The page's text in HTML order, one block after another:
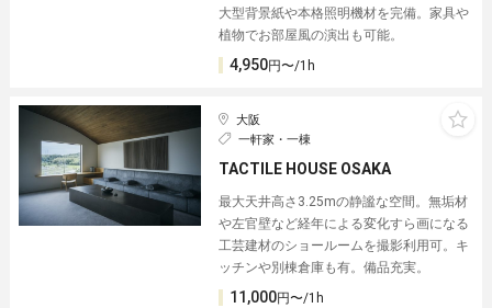
大型背景紙や本格照明機材を完備。家具や
植物でお部屋風の演出も可能。
4,950円〜/1h
大阪
一軒家・一棟
TACTILE HOUSE OSAKA
最大天井高さ3.25mの静謐な空間。無垢材
や左官壁など経年による変化すら画になる
工芸建材のショールームを撮影利用可。キ
ッチンや別棟倉庫も有。備品充実。
11,000円〜/1h